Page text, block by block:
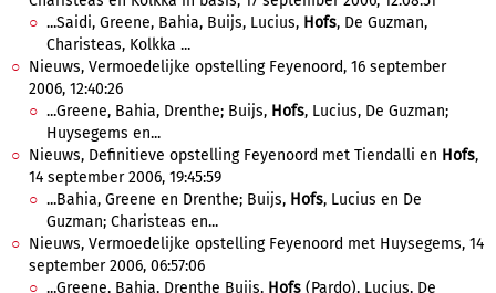
...Saidi, Greene, Bahia, Buijs, Lucius, Hofs, De Guzman,
Charisteas, Kolkka ...
Nieuws, Vermoedelijke opstelling Feyenoord, 16 september
2006, 12:40:26
...Greene, Bahia, Drenthe; Buijs, Hofs, Lucius, De Guzman;
Huysegems en...
Nieuws, Definitieve opstelling Feyenoord met Tiendalli en Hofs,
14 september 2006, 19:45:59
...Bahia, Greene en Drenthe; Buijs, Hofs, Lucius en De
Guzman; Charisteas en...
Nieuws, Vermoedelijke opstelling Feyenoord met Huysegems, 14
september 2006, 06:57:06
...Greene, Bahia, Drenthe Buijs, Hofs (Pardo), Lucius, De